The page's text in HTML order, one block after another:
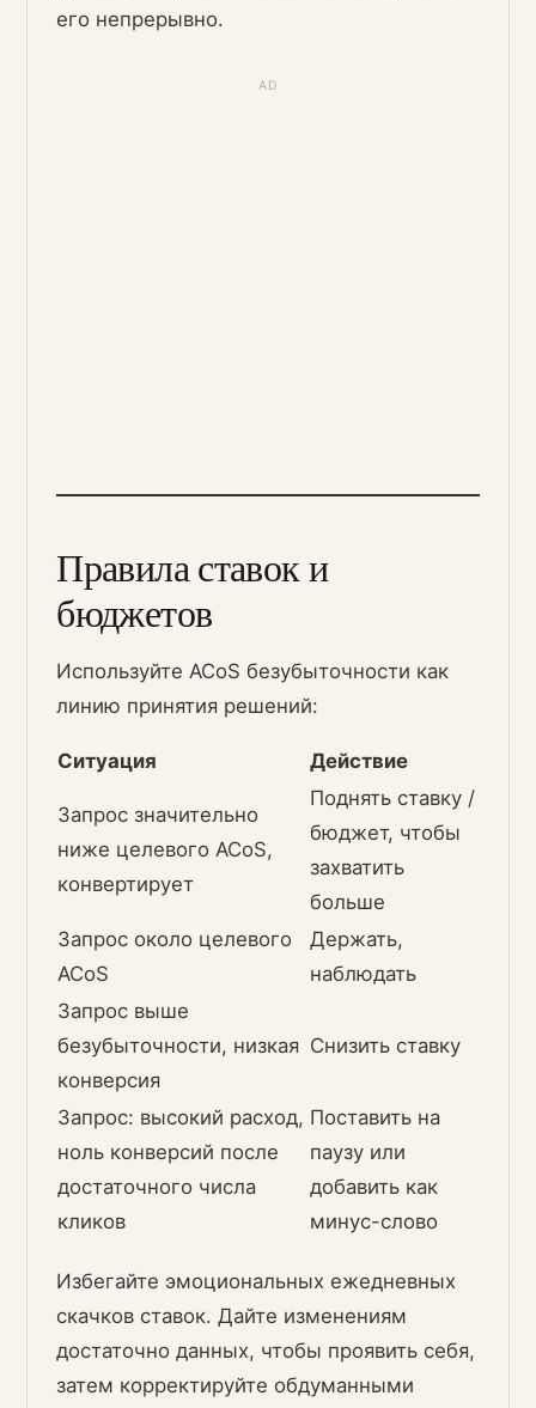
его непрерывно.
Правила ставок и
бюджетов
Используйте ACoS безубыточности как
линию принятия решений:
Ситуация Действие
Запрос значительно
ниже целевого ACoS,
конвертирует
Поднять ставку /
бюджет, чтобы
захватить
больше
Запрос около целевого
ACoS
Держать,
наблюдать
Запрос выше
безубыточности, низкая
конверсия
Снизить ставку
Запрос: высокий расход,
ноль конверсий после
достаточного числа
кликов
Поставить на
паузу или
добавить как
минус-слово
Избегайте эмоциональных ежедневных
скачков ставок. Дайте изменениям
достаточно данных, чтобы проявить себя,
затем корректируйте обдуманными